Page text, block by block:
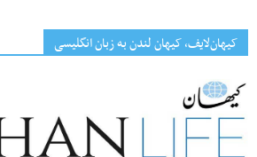
کیهان‌لایف، کیهان لندن به زبان انگلیسی